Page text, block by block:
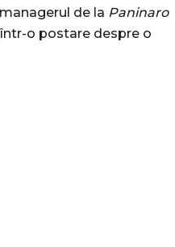
de la Paninaro
o postare despre o